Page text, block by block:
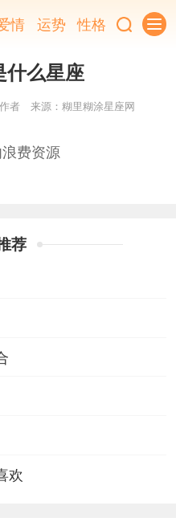
情 运势 性格
什么星座
者 来源：糊里糊涂星座网
费资源
荐
欢